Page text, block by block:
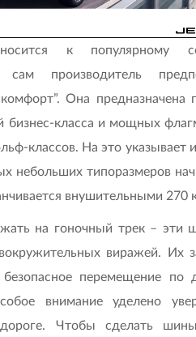
к популярному
сам производитель
Она предназначена
бизнес-класса и мощных
классов. На это указывает
небольших типоразмеров
внушительными 270
на гоночный трек – эти
виражей. Их
перемещение по
внимание уделено
Чтобы сделать